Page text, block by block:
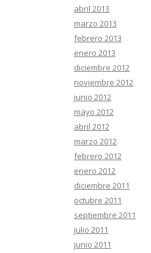
abril 2013
marzo 2013
febrero 2013
enero 2013
diciembre 2012
noviembre 2012
junio 2012
mayo 2012
abril 2012
marzo 2012
febrero 2012
enero 2012
diciembre 2011
octubre 2011
septiembre 2011
julio 2011
junio 2011